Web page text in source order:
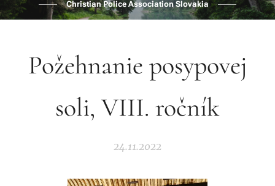
Christian Police Association Slovakia
Požehnanie posypovej
soli, VIII. ročník
24.11.2022